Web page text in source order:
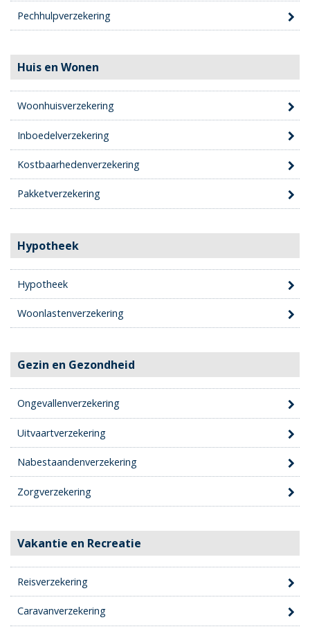
Pechhulpverzekering
Huis en Wonen
Woonhuisverzekering
Inboedelverzekering
Kostbaarhedenverzekering
Pakketverzekering
Hypotheek
Hypotheek
Woonlastenverzekering
Gezin en Gezondheid
Ongevallenverzekering
Uitvaartverzekering
Nabestaandenverzekering
Zorgverzekering
Vakantie en Recreatie
Reisverzekering
Caravanverzekering